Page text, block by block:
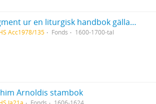
Fragment ur en liturgisk handbok gällande för den grekisk-ortodoxa kyrkan
Acc1978/135 Fonds 1600-1700-tal
Arnoldis stambok